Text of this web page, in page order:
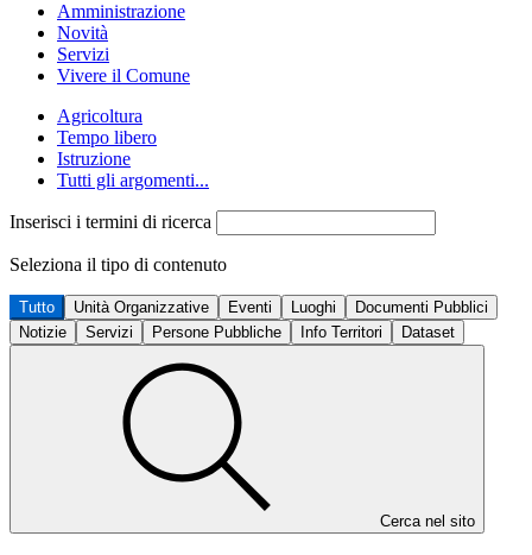
Amministrazione
Novità
Servizi
Vivere il Comune
Agricoltura
Tempo libero
Istruzione
Tutti gli argomenti...
Inserisci i termini di ricerca
Seleziona il tipo di contenuto
Tutto Unità Organizzative Eventi Luoghi
Documenti Pubblici
Notizie
Servizi Persone Pubbliche Info Territori Dataset
Cerca nel sito